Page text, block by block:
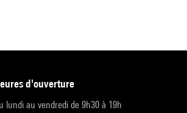
heures d'ouverture
lundi au vendredi de 9h30 à 19h